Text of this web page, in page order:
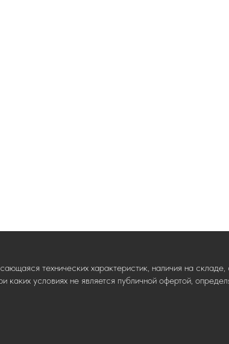
технических характеристик, наличия на
каких условиях не является публичной офертой,